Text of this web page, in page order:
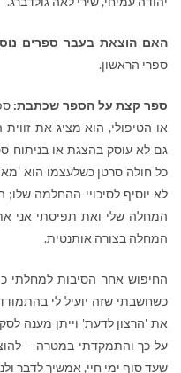
האם הוצאת בעבר ספרים
ספרי הראשון.
ספר קצת על הספר שכתבת:
או הטיפולי, הוא מציג את
גם לא עוסק בהצגת או בניתוח
כל חולה סרטן כשלעצמו הוא
לא יוסיף לסיכויי ההחלמה
המחלה שלי ואת תפיסתי אני
המחלה בצורה אותנטית.
החיפוש אחר הסיבות למחלתי
כשחשבתי שזה יועיל לי
את 'הרצון לדעת' וייתן מענה
על כך והתמקדתי במטרה –
שעד סוף ימי חיי, אמשיך לדבר